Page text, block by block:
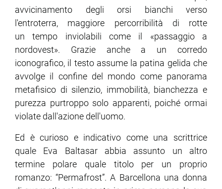
avvicinamento degli orsi bianchi verso
l'entroterra, maggiore percorribilità di rotte
un tempo inviolabili come il «passaggio a
nordovest». Grazie anche a un corredo
iconografico, il testo assume la patina gelida che
avvolge il confine del mondo come panorama
metafisico di silenzio, immobilità, bianchezza e
purezza purtroppo solo apparenti, poiché ormai
violate dall'azione dell'uomo.
Ed è curioso e indicativo come una scrittrice
quale Eva Baltasar abbia assunto un altro
termine polare quale titolo per un proprio
romanzo: “Permafrost”. A Barcellona una donna